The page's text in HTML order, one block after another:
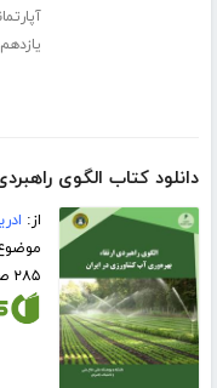
دانلود کتاب الگوی
از:
۲۸۵ صفحه